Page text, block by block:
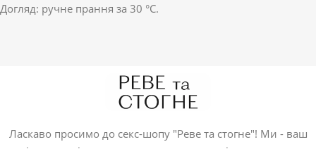
Догляд: ручне прання за 30 °C.
Ласкаво просимо до секс-шопу "Реве та стогне"! Ми - ваш